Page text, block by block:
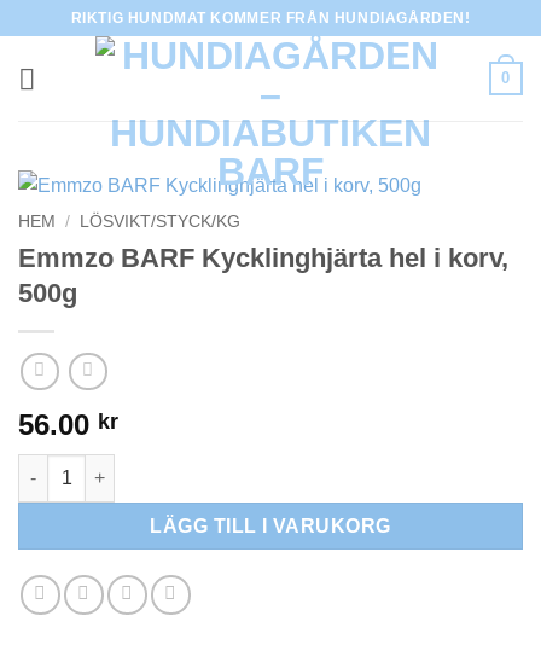
content
RIKTIG HUNDMAT KOMMER FRÅN HUNDIAGÅRDEN!
0
HEM / LÖSVIKT/STYCK/KG
Emmzo BARF Kycklinghjärta hel i korv,
500g
56.00 kr
Emmzo BARF Kycklinghjärta hel i korv, 500g mängd
LÄGG TILL I VARUKORG